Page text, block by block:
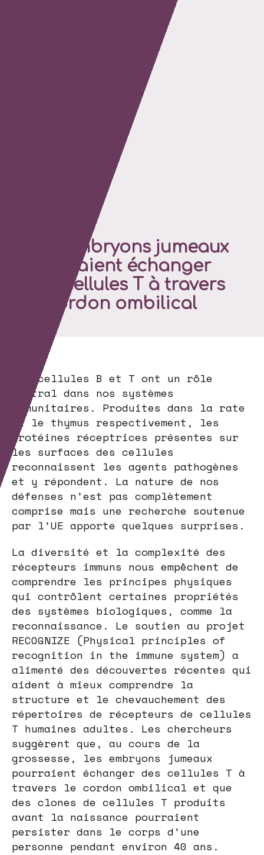
Des embryons jumeaux
pourraient échanger
des cellules T à travers
le cordon ombilical
Les cellules B et T ont un rôle
central dans nos systèmes
immunitaires. Produites dans la rate
et le thymus respectivement, les
protéines réceptrices présentes sur
les surfaces des cellules
reconnaissent les agents pathogènes
et y répondent. La nature de nos
défenses n’est pas complètement
comprise mais une recherche soutenue
par l’UE apporte quelques surprises.
La diversité et la complexité des
récepteurs immuns nous empêchent de
comprendre les principes physiques
qui contrôlent certaines propriétés
des systèmes biologiques, comme la
reconnaissance. Le soutien au projet
RECOGNIZE (Physical principles of
recognition in the immune system) a
alimenté des découvertes récentes qui
aident à mieux comprendre la
structure et le chevauchement des
répertoires de récepteurs de cellules
T humaines adultes. Les chercheurs
suggèrent que, au cours de la
grossesse, les embryons jumeaux
pourraient échanger des cellules T à
travers le cordon ombilical et que
des clones de cellules T produits
avant la naissance pourraient
persister dans le corps d’une
personne pendant environ 40 ans.